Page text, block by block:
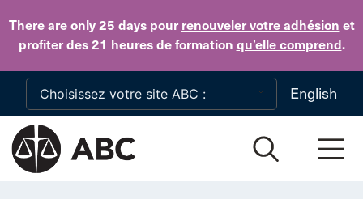
There are only 25 dayspour renouveler votre adhésion et
profiter des 21 heures de formation qu’elle comprend.
Skip to main content
English